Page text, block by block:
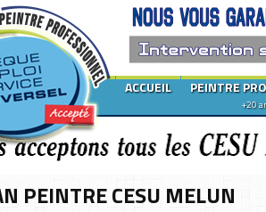
PEINTRE
+20
ACCUEIL
PEINTRE CESU MELUN